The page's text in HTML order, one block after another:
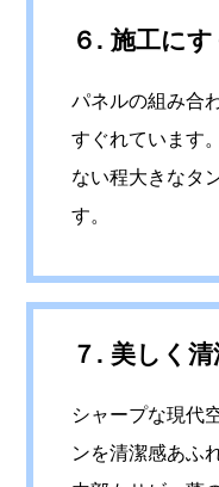
６. 施工に
パネルの組み合
すぐれています
ない程大きなタ
す。
７. 美しく
シャープな現代
ンを清潔感あふ